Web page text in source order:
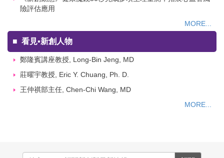
險評估應用
MORE...
■ 看見▪新創人物
鄭隆賓講座教授, Long-Bin Jeng, MD
莊曜宇教授, Eric Y. Chuang, Ph. D.
王仲祺部主任, Chen-Chi Wang, MD
MORE...